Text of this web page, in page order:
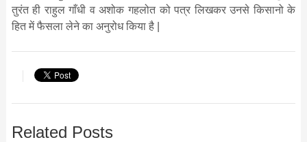
तुरंत ही राहुल गाँधी व अशोक गहलोत को पत्र लिखकर उनसे किसानो के
हित में फैसला लेने का अनुरोध किया है |
Related Posts